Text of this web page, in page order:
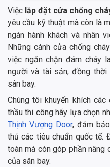
Việc lắp đặt cửa chống
yêu cầu kỹ thuật mà còn là
ngàn hành khách và nhân
Những cánh cửa chống
việc ngăn chặn đám cháy
người và tài sản, đồng
sân bay.
Chúng tôi khuyến khích
thầu thi công hãy lựa chọn
Thịnh Vượng Door, đảm
thủ các tiêu chuẩn quốc tế.
toàn mà còn góp phần
của sân bay.